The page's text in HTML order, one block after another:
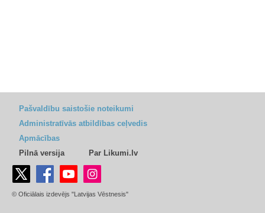
Pašvaldību saistošie noteikumi
Administratīvās atbildības ceļvedis
Apmācības
Pilnā versija
Par Likumi.lv
© Oficiālais izdevējs "Latvijas Vēstnesis"